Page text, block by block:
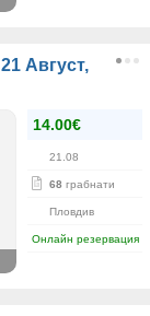
Август,
14.00€
21.08
68 грабнати
Пловдив
Онлайн резервация